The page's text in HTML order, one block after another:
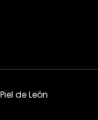
de León